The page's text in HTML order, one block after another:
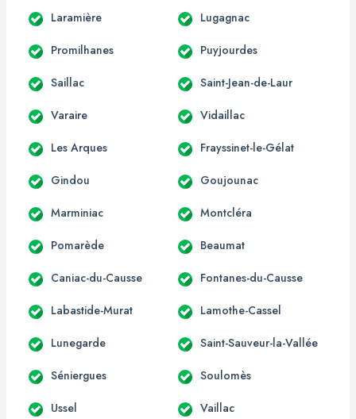
Laramière Lugagnac
Promilhanes Puyjourdes
Saillac Saint-Jean-de-Laur
Varaire Vidaillac
Les Arques Frayssinet-le-Gélat
Gindou Goujounac
Marminiac Montcléra
Pomarède Beaumat
Caniac-du-Causse Fontanes-du-Causse
Labastide-Murat Lamothe-Cassel
Lunegarde Saint-Sauveur-la-Vallée
Séniergues Soulomès
Ussel Vaillac